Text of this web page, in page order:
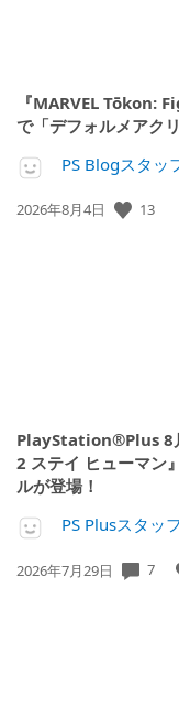
『MARVEL Tōkon:
で「デフォルメアク
PS Blogスタッ
公
2026年8月4日 13
PlayStation®Plus 8
2 ステイ ヒューマン
ルが登場！
PS Plusスタッフ
公
2026年7月29日 7